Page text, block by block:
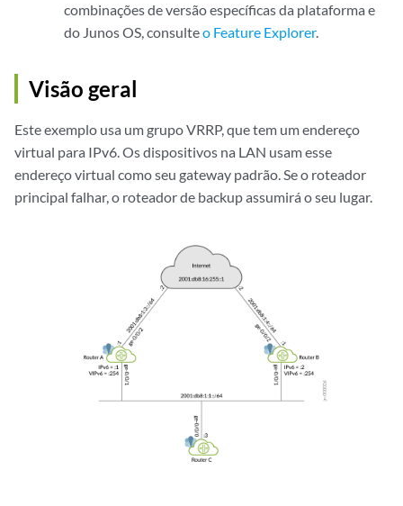
combinações de versão específicas da plataforma e
do Junos OS, consulteo Feature Explorer.
Visão geral
Este exemplo usa um grupo VRRP, que tem um endereço
virtual para IPv6. Os dispositivos na LAN usam esse
endereço virtual como seu gateway padrão. Se o roteador
principal falhar, o roteador de backup assumirá o seu lugar.